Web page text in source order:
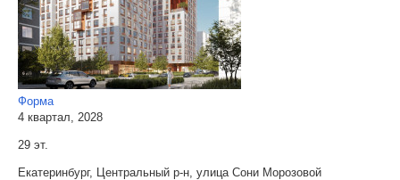
Форма
4 квартал, 2028
29 эт.
Екатеринбург, Центральный р-н, улица Сони Морозовой